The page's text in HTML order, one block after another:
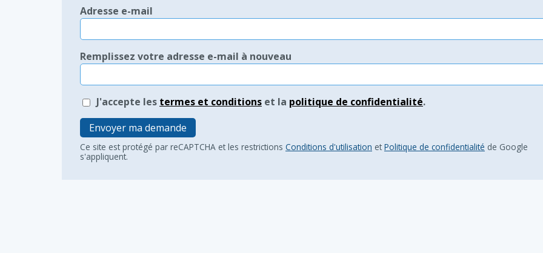
Adresse e-mail
Remplissez votre adresse e-mail à nouveau
J'accepte les termes et conditions et la politique de confidentialité.
Envoyer ma demande
Ce site est protégé par reCAPTCHA et les restrictions Conditions d'utilisation et Politique de confidentialité de Google
s'appliquent.